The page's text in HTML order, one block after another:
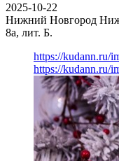
2025-10-22
Нижний Новгород
8а, лит. Б.
https://kudann.ru/
https://kudann.ru/